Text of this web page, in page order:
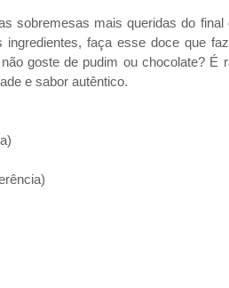
sobremesas mais queridas do
ingredientes, faça esse doce que
goste de pudim ou chocolate? É
e sabor autêntico.